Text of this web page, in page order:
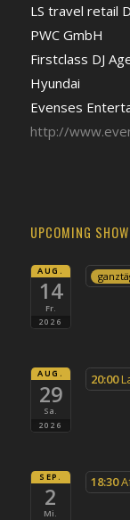
LS travel retail
PWC GmbH
Firstclass DJ
Hyundai
Evenses
http://
UPCOMING
AUG.
14
Fr.
2026
AUG.
29
Sa.
2026
20:00
SEP.
2
Mi.
18:30